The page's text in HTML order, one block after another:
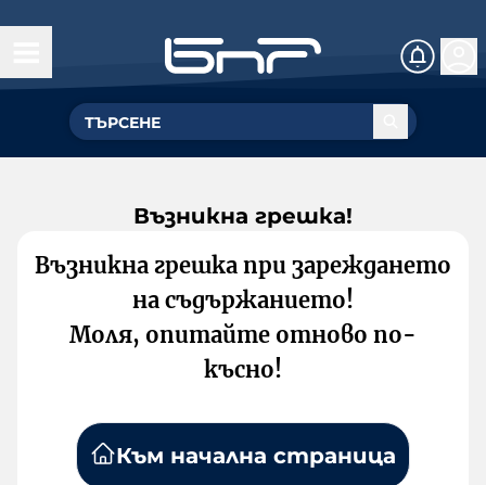
Възникна грешка!
Възникна грешка при зареждането
на съдържанието!
Моля, опитайте отново по-
късно!
Към начална страница